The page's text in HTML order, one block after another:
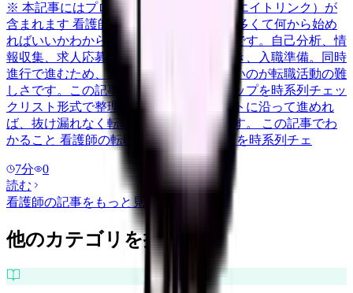
※ 本記事にはプロモーション（アフィリエイトリンク）が
含まれます 看護師の転職は「やることが多くて何から始め
ればいいかわからない」という方が大半です。自己分析、情
報収集、求人応募、面接対策、退職手続き、入職準備。同時
進行で進むため、漏れや遅れが生じやすいのが転職活動の難
しさです。この記事では、転職の全ステップを時系列チェッ
クリスト形式で整理しました。このリストに沿って進めれ
ば、抜け漏れなく転職活動を完了できます。 この記事でわ
かること 看護師の転職活動の全ステップを時系列チェ
7分
0
読む
看護師の記事をもっと見る
他のカテゴリを探す